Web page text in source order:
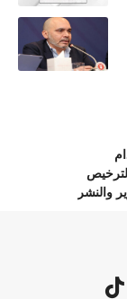
والنشر